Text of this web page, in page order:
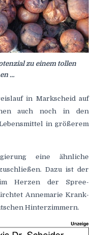
zu einem tollen
…
in Markscheid auf
auch noch in den
in größerem
eine ähnliche
Dazu ist der
Herzen der Spree-
Annemarie Krank-
Hinterzimmern.